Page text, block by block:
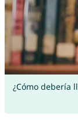
¿Cómo debería